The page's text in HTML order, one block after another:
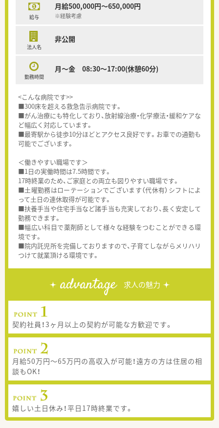
給与
月給500,000円～650,000円
※経験考慮
法人名
非公開
勤務時間
月～金 08:30～17:00(休憩60分)
<こんな病院です>>
■300床を超える救急告示病院です。
■がん治療にも特化しており、放射線治療・化学療法・緩和ケアな
ど幅広く対応しています。
■最寄駅から徒歩10分ほどとアクセス良好です。お車での通勤も
可能でございます。
＜働きやすい職場です＞
■1日の実働時間は7.5時間です。
17時終業のため、ご家庭との両立も図りやすい職場です。
■土曜勤務はローテーションでございます（代休有）シフトによ
って土日の連休取得が可能です。
■扶養手当や住宅手当など諸手当も充実しており、長く安定して
勤務できます。
■幅広い科目で薬剤師として様々な経験をつむことができる環
境です。
■院内託児所を完備しておりますので、子育てしながらメリハリ
つけて就業頂ける環境です。
advantage 求人の魅力
契約社員！3ヶ月以上の契約が可能な方歓迎です。
月給50万円～65万円の高収入が可能！遠方の方は住居の相
談もOK！
嬉しい土日休み！平日17時終業です。